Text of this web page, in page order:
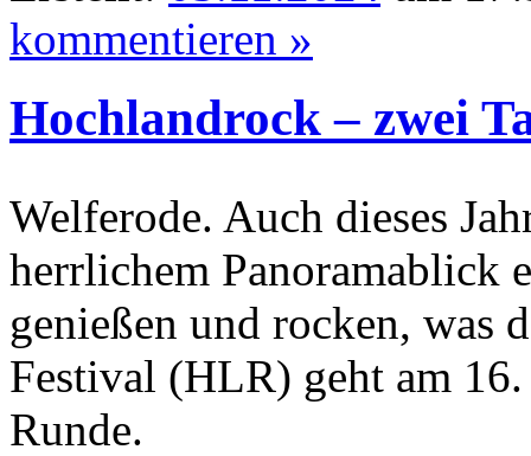
kommentieren »
Hochlandrock – zwei
Welferode. Auch dieses
herrlichem Panoramablick
genießen und rocken, was
Festival (HLR) geht am
Runde.